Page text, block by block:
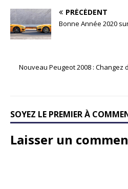
PRÉCÉDENT
Bonne Année 2020 sur
Nouveau Peugeot 2008 : Changez
SOYEZ LE PREMIER À
Laisser un